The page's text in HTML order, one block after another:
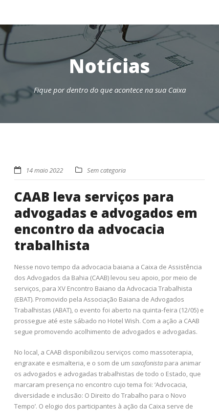
Notícias
Fique por dentro do que acontece na sua Caixa
14 maio 2022 Sem categoria
CAAB leva serviços para
advogadas e advogados em
encontro da advocacia
trabalhista
Nesse novo tempo da advocacia baiana a Caixa de Assistência
dos Advogados da Bahia (CAAB) levou seu apoio, por meio de
serviços, para XV Encontro Baiano da Advocacia Trabalhista
(EBAT). Promovido pela Associação Baiana de Advogados
Trabalhistas (ABAT), o evento foi aberto na quinta-feira (12/05) e
prossegue até este sábado no Hotel Wish. Com a ação a CAAB
segue promovendo acolhimento de advogados e advogadas.
No local, a CAAB disponibilizou serviços como massoterapia,
engraxate e esmalteria, e o som de um saxofonista para animar
os advogados e advogadas trabalhistas de todo o Estado, que
marcaram presença no encontro cujo tema foi: ‘Advocacia,
diversidade e inclusão: O Direito do Trabalho para o Novo
Tempo’. O elogio dos participantes à ação da Caixa serve de